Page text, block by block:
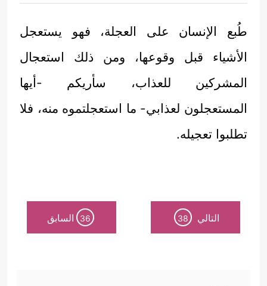
طُبع الإنسان على العجلة، فهو يستعجل
الأشياء قبل وقوعها، ومن ذلك استعجال
المشركين للعذاب، سأريكم -أيها
المستعجلون لعذابي- ما استعجلتموه منه، فلا
تطلبوا تعجيله.
التالي 38
36 السابق